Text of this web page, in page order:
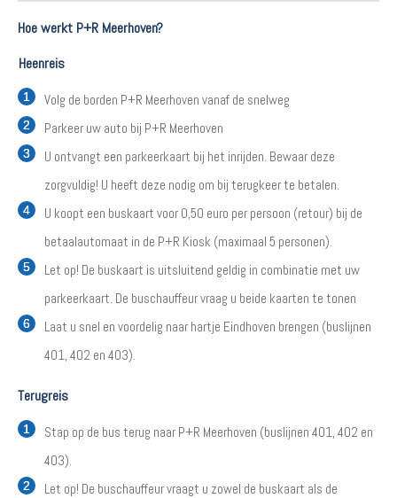
Hoe werkt P+R Meerhoven?
Heenreis
Volg de borden P+R Meerhoven vanaf de snelweg
Parkeer uw auto bij P+R Meerhoven
U ontvangt een parkeerkaart bij het inrijden. Bewaar deze
zorgvuldig! U heeft deze nodig om bij terugkeer te betalen.
U koopt een buskaart voor 0,50 euro per persoon (retour) bij de
betaalautomaat in de P+R Kiosk (maximaal 5 personen).
Let op! De buskaart is uitsluitend geldig in combinatie met uw
parkeerkaart. De buschauffeur vraag u beide kaarten te tonen
Laat u snel en voordelig naar hartje Eindhoven brengen (buslijnen
401, 402 en 403).
Terugreis
Stap op de bus terug naar P+R Meerhoven (buslijnen 401, 402 en
403).
Let op! De buschauffeur vraagt u zowel de buskaart als de